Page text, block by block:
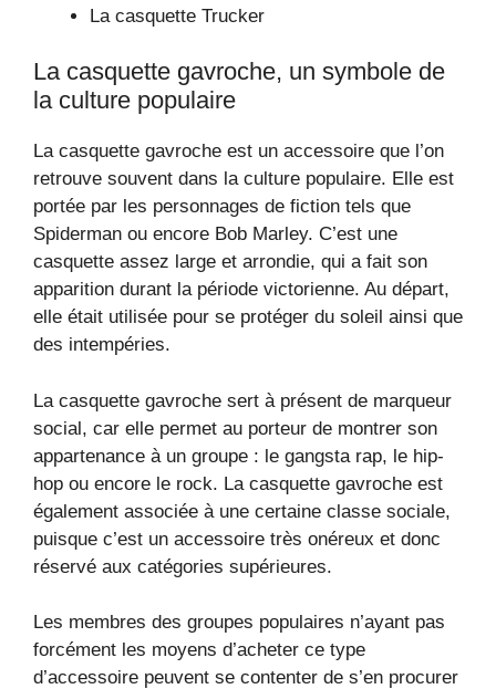
La casquette Trucker
La casquette gavroche, un symbole de
la culture populaire
La casquette gavroche est un accessoire que l’on
retrouve souvent dans la culture populaire. Elle est
portée par les personnages de fiction tels que
Spiderman ou encore Bob Marley. C’est une
casquette assez large et arrondie, qui a fait son
apparition durant la période victorienne. Au départ,
elle était utilisée pour se protéger du soleil ainsi que
des intempéries.
La casquette gavroche sert à présent de marqueur
social, car elle permet au porteur de montrer son
appartenance à un groupe : le gangsta rap, le hip-
hop ou encore le rock. La casquette gavroche est
également associée à une certaine classe sociale,
puisque c’est un accessoire très onéreux et donc
réservé aux catégories supérieures.
Les membres des groupes populaires n’ayant pas
forcément les moyens d’acheter ce type
d’accessoire peuvent se contenter de s’en procurer